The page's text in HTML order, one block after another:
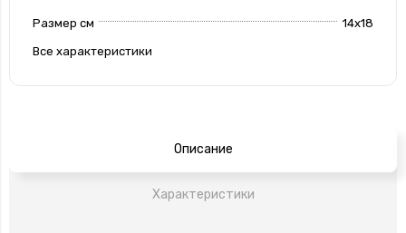
Размер см 14x18
Все характеристики
Описание
Характеристики